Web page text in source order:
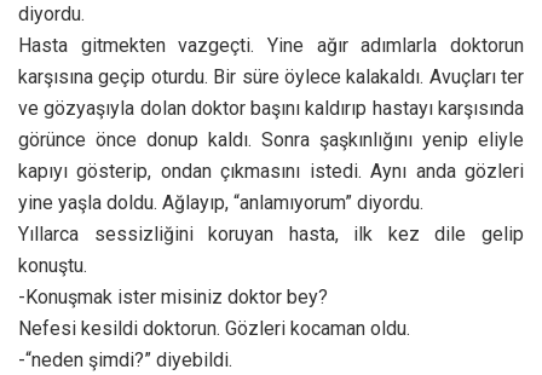
diyordu.
Hasta gitmekten vazgeçti. Yine ağır adımlarla doktorun
karşısına geçip oturdu. Bir süre öylece kalakaldı. Avuçları ter
ve gözyaşıyla dolan doktor başını kaldırıp hastayı karşısında
görünce önce donup kaldı. Sonra şaşkınlığını yenip eliyle
kapıyı gösterip, ondan çıkmasını istedi. Aynı anda gözleri
yine yaşla doldu. Ağlayıp, “anlamıyorum” diyordu.
Yıllarca sessizliğini koruyan hasta, ilk kez dile gelip
konuştu.
-Konuşmak ister misiniz doktor bey?
Nefesi kesildi doktorun. Gözleri kocaman oldu.
-“neden şimdi?” diyebildi.